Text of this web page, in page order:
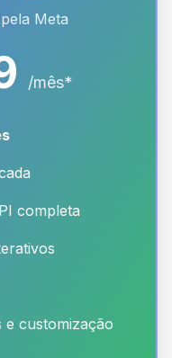
Meta
/mês*
completa
e customização